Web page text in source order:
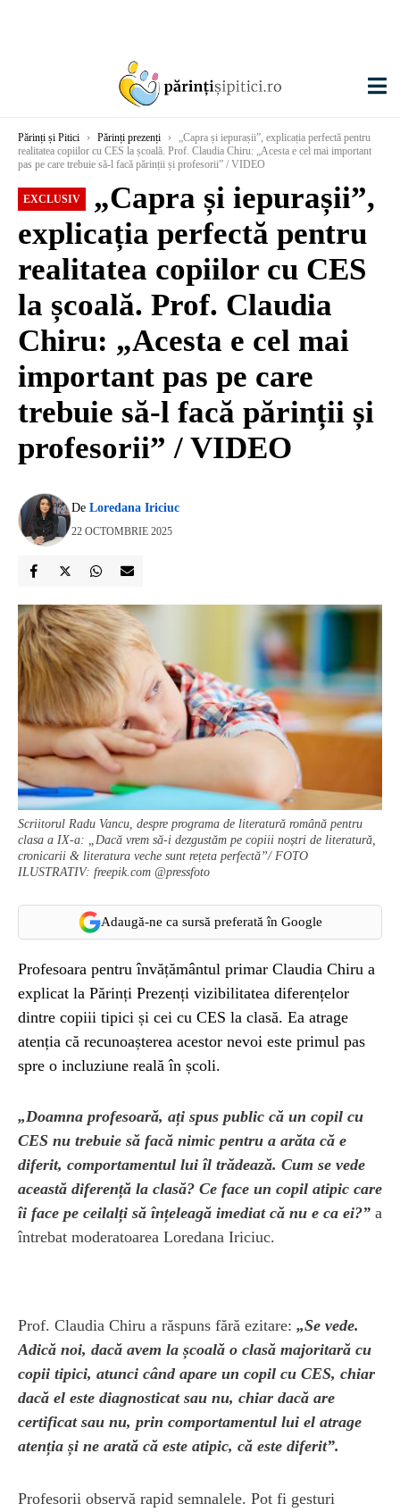
Părinți și Pitici › Părinți prezenți ›
„Capra și iepurașii”, explicația perfectă pentru
realitatea copiilor cu CES la școală. Prof. Claudia Chiru: „Acesta e cel mai important
pas pe care trebuie să-l facă părinții și profesorii” / VIDEO
EXCLUSIV
„Capra și iepurașii”,
explicația perfectă pentru
realitatea copiilor cu CES
la școală. Prof. Claudia
Chiru: „Acesta e cel mai
important pas pe care
trebuie să-l facă părinții și
profesorii” / VIDEO
De Loredana Iriciuc
22 OCTOMBRIE 2025
Scriitorul Radu Vancu, despre programa de literatură română pentru
clasa a IX-a: „Dacă vrem să-i dezgustăm pe copiii noștri de literatură,
cronicarii & literatura veche sunt rețeta perfectă”/ FOTO
ILUSTRATIV: freepik.com @pressfoto
Adaugă-ne ca sursă preferată în Google
Profesoara pentru învățământul primar Claudia Chiru a
explicat la Părinți Prezenți vizibilitatea diferențelor
dintre copiii tipici și cei cu CES la clasă. Ea atrage
atenția că recunoașterea acestor nevoi este primul pas
spre o incluziune reală în școli.
„Doamna profesoară, ați spus public că un copil cu
CES nu trebuie să facă nimic pentru a arăta că e
diferit, comportamentul lui îl trădează. Cum se vede
această diferență la clasă? Ce face un copil atipic care
îi face pe ceilalți să înțeleagă imediat că nu e ca ei?” a
întrebat moderatoarea Loredana Iriciuc.
Prof. Claudia Chiru a răspuns fără ezitare: „Se vede.
Adică noi, dacă avem la școală o clasă majoritară cu
copii tipici, atunci când apare un copil cu CES, chiar
dacă el este diagnosticat sau nu, chiar dacă are
certificat sau nu, prin comportamentul lui el atrage
atenția și ne arată că este atipic, că este diferit”.
Profesorii observă rapid semnalele. Pot fi gesturi